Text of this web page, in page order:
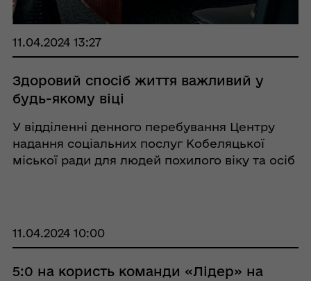
11.04.2024 13:27
Здоровий спосіб життя важливий у
будь-якому віці
У відділенні денного перебування Центру
надання соціальних послуг Кобеляцької
міської ради для людей похилого віку та осіб
«Здо ...
11.04.2024 10:00
5:0 на користь команди «Лідер» на